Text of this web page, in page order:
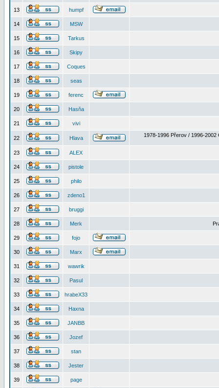
13 humpf
14 MSW
15 Tarkus
16 Skipy
17 Coques
18 seas
19 ferenc
20 Hasňa
21 vivi
22 Hlava 1978-1996 Přerov / 1996-2002
23 ALEX
24 pistole
25 philo
26 zdeno1
27 bruggi
28 Merk
29 fojo
30 Marx
31 wawrik
32 Pasul
33 hrabeX33
34 Haxna
35 JANBB
36 Jozef
37 stan
38 Jester
39 page